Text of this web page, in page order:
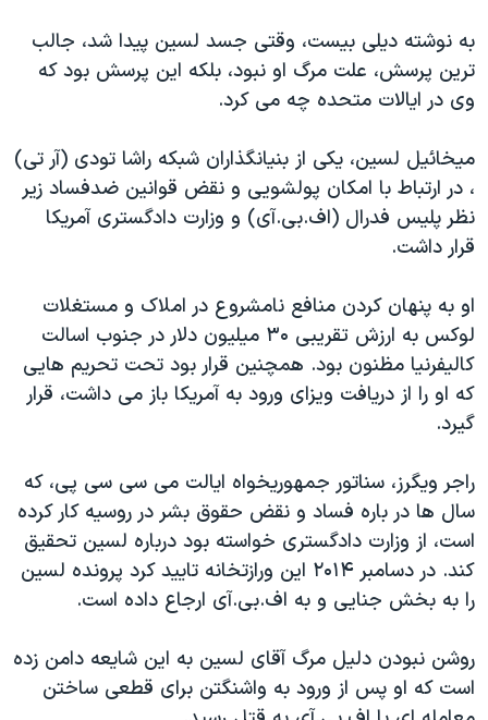
به نوشته دیلی بیست، وقتی جسد لسین پیدا شد، جالب
ترین پرسش، علت مرگ او نبود، بلکه این پرسش بود که
وی در ایالات متحده چه می کرد.
میخائیل لسین، یکی از بنیانگذاران شبکه راشا تودی (آر تی)
، در ارتباط با امکان پولشویی و نقض قوانین ضدفساد زیر
نظر پلیس فدرال (اف.بی.آی) و وزارت دادگستری آمریکا
قرار داشت.
او به پنهان کردن منافع نامشروع در املاک و مستغلات
لوکس به ارزش تقریبی ۳۰ میلیون دلار در جنوب اسالت
کالیفرنیا مظنون بود. همچنین قرار بود تحت تحریم هایی
که او را از دریافت ویزای ورود به آمریکا باز می داشت، قرار
گیرد.
راجر ویگرز، سناتور جمهوریخواه ایالت می سی سی پی، که
سال ها در باره فساد و نقض حقوق بشر در روسیه کار کرده
است، از وزارت دادگستری خواسته بود درباره لسین تحقیق
کند. در دسامبر ۲۰۱۴ این ورازتخانه تایید کرد پرونده لسین
را به بخش جنایی و به اف.بی.آی ارجاع داده است.
روشن نبودن دلیل مرگ آقای لسین به این شایعه دامن زده
است که او پس از ورود به واشنگتن برای قطعی ساختن